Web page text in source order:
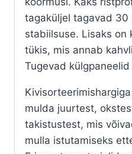
tagaküljel tagavad 30
stabiilsuse. Lisaks on
tükis, mis annab
Tugevad
mulda juurtest,
takistustest, mis
mulla istutamiseks